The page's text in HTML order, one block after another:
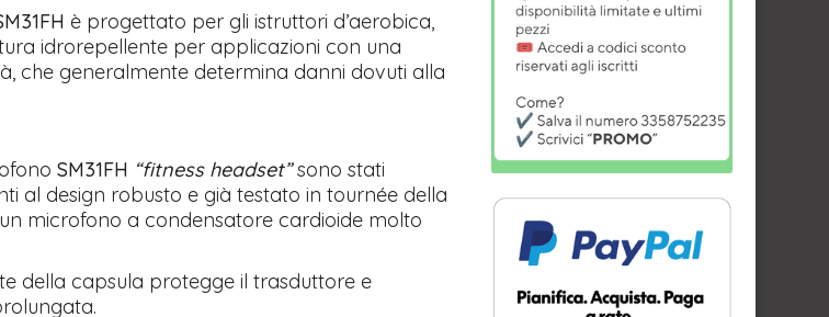
è progettato per gli istruttori d’aerobica,
idrorepellente per applicazioni con una
che generalmente determina danni dovuti alla
SM31FH “fitness headset”sono stati
al design robusto e già testato in tournée della
microfono a condensatore cardioide molto
della capsula protegge il trasduttore e